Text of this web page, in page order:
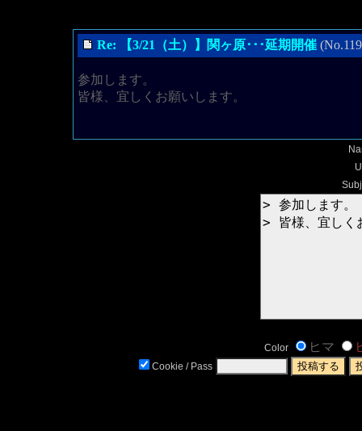
Re: 【3/21（土）】関ヶ原･･･延期開催
参加します。
皆様、宜しくお願いします。
Color ヒマ
Cookie / Pass